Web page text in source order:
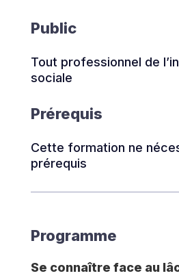
Public
Tout professionnel de
sociale
Prérequis
Cette formation ne
prérequis
Programme
Se connaître face au